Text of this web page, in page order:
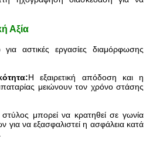
Αξία
για αστικές εργασίες διαμόρφωσης
Η εξαιρετική απόδοση και η
μειώνουν τον χρόνο στάσης
μπορεί να κρατηθεί σε γωνία
για να εξασφαλιστεί η ασφάλεια κατά